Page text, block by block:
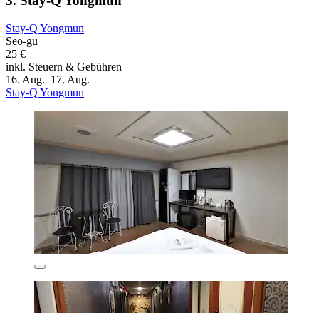
Stay-Q Yongmun
Seo-gu
25 €
inkl. Steuern & Gebühren
16. Aug.–17. Aug.
Stay-Q Yongmun